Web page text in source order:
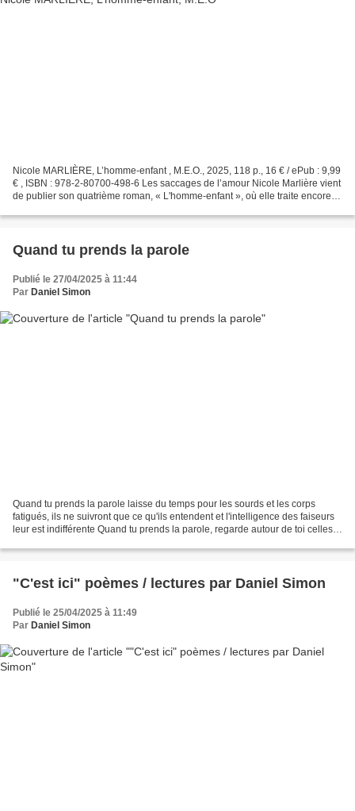
Nicole MARLIÈRE, L’homme-enfant , M.E.O., 2025, 118 p., 16 € / ePub : 9,99
€ , ISBN : 978-2-80700-498-6 Les saccages de l’amour Nicole Marlière vient
de publier son quatrième roman, « L'homme-enfant », où elle traite encore,
Quand tu prends la parole
Publié le 27/04/2025 à 11:44
Par Daniel Simon
Quand tu prends la parole laisse du temps pour les sourds et les corps
fatigués, ils ne suivront que ce qu'ils entendent et l'intelligence des faiseurs
leur est indifférente Quand tu prends la parole, regarde autour de toi celles
"C'est ici" poèmes / lectures par Daniel Simon
Publié le 25/04/2025 à 11:49
Par Daniel Simon